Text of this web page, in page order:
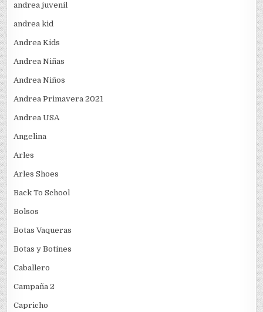
andrea juvenil
andrea kid
Andrea Kids
Andrea Niñas
Andrea Niños
Andrea Primavera 2021
Andrea USA
Angelina
Arles
Arles Shoes
Back To School
Bolsos
Botas Vaqueras
Botas y Botines
Caballero
Campaña 2
Capricho